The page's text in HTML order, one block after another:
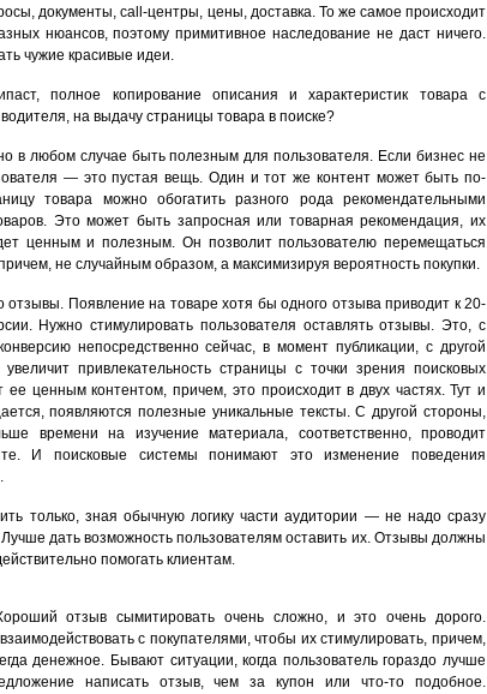
документы, call-центры, цены, доставка. То же самое происходит
нюансов, поэтому примитивное наследование не даст ничего.
чужие красивые идеи.
полное копирование описания и характеристик товара с
на выдачу страницы товара в поиске?
в любом случае быть полезным для пользователя. Если бизнес не
— это пустая вещь. Один и тот же контент может быть по-
товара можно обогатить разного рода рекомендательными
Это может быть запросная или товарная рекомендация, их
ценным и полезным. Он позволит пользователю перемещаться
не случайным образом, а максимизируя вероятность покупки.
Появление на товаре хотя бы одного отзыва приводит к 20-
Нужно стимулировать пользователя оставлять отзывы. Это, с
непосредственно сейчас, в момент публикации, с другой
привлекательность страницы с точки зрения поисковых
ее ценным контентом, причем, это происходит в двух частях. Тут и
появляются полезные уникальные тексты. С другой стороны,
времени на изучение материала, соответственно, проводит
И поисковые системы понимают это изменение поведения
только, зная обычную логику части аудитории — не надо сразу
Лучше дать возможность пользователям оставить их. Отзывы должны
помогать клиентам.
отзыв сымитировать очень сложно, и это очень дорого.
с покупателями, чтобы их стимулировать, причем,
денежное. Бывают ситуации, когда пользователь гораздо лучше
написать отзыв, чем за купон или что-то подобное.